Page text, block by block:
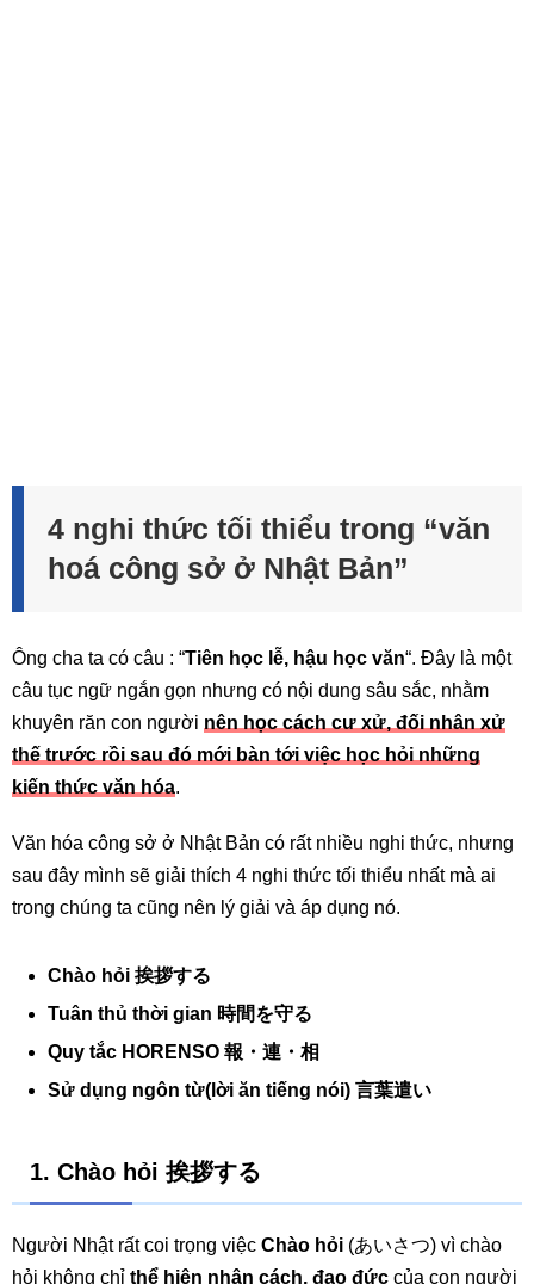
4 nghi thức tối thiểu trong “văn
hoá công sở ở Nhật Bản”
Ông cha ta có câu : “Tiên học lễ, hậu học văn“. Đây là một
câu tục ngữ ngắn gọn nhưng có nội dung sâu sắc, nhằm
khuyên răn con người nên học cách cư xử, đối nhân xử
thế trước rồi sau đó mới bàn tới việc học hỏi những
kiến thức văn hóa.
Văn hóa công sở ở Nhật Bản có rất nhiều nghi thức, nhưng
sau đây mình sẽ giải thích 4 nghi thức tối thiểu nhất mà ai
trong chúng ta cũng nên lý giải và áp dụng nó.
Chào hỏi 挨拶する
Tuân thủ thời gian 時間を守る
Quy tắc HORENSO 報・連・相
Sử dụng ngôn từ(lời ăn tiếng nói) 言葉遣い
1. Chào hỏi 挨拶する
Người Nhật rất coi trọng việc Chào hỏi (あいさつ) vì chào
hỏi không chỉ thể hiện nhân cách, đạo đức của con người